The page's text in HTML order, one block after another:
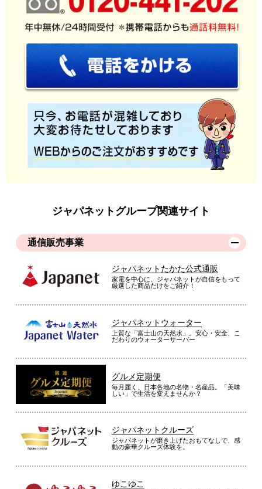
ジャパネットグループ関連サイト
通信販売事業
ジャパネットたかた公式通販
家電を中心に、ジャパネットが自信をもって
厳選した商品だけをご紹介！
ジャパネットウォーター
上質な「富士山の天然水」。安心・安全、こ
だわりのウォーターサーバー
グルメ定期便
毎月届く、日本各地の名物・名産品。「美味
しい」で生活を変えませんか？
ジャパネットクルーズ
ジャパネットが磨き上げたおもてなしで、感
動の豪華クルーズ体験を。
ゆこゆこ